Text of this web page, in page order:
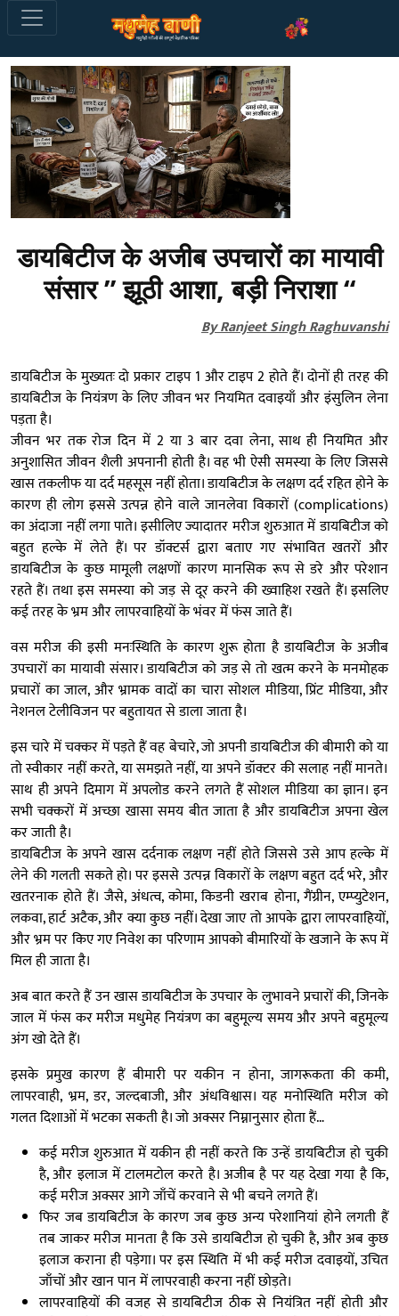
डायबिटीज के अजीब उपचारों का मायावी
संसार ” झूठी आशा, बड़ी निराशा “
By Ranjeet Singh Raghuvanshi
डायबिटीज के मुख्यतः दो प्रकार टाइप 1 और टाइप 2 होते हैं। दोनों ही तरह की
डायबिटीज के नियंत्रण के लिए जीवन भर नियमित दवाइयाँ और इंसुलिन लेना
पड़ता है।
जीवन भर तक रोज दिन में 2 या 3 बार दवा लेना, साथ ही नियमित और
अनुशासित जीवन शैली अपनानी होती है। वह भी ऐसी समस्या के लिए जिससे
खास तकलीफ या दर्द महसूस नहीं होता। डायबिटीज के लक्षण दर्द रहित होने के
कारण ही लोग इससे उत्पन्न होने वाले जानलेवा विकारों (complications)
का अंदाजा नहीं लगा पाते। इसीलिए ज्यादातर मरीज शुरुआत में डायबिटीज को
बहुत हल्के में लेते हैं। पर डॉक्टर्स द्वारा बताए गए संभावित खतरों और
डायबिटीज के कुछ मामूली लक्षणों कारण मानसिक रूप से डरे और परेशान
रहते हैं। तथा इस समस्या को जड़ से दूर करने की ख्वाहिश रखते हैं। इसलिए
कई तरह के भ्रम और लापरवाहियों के भंवर में फंस जाते हैं।
वस मरीज की इसी मनःस्थिति के कारण शुरू होता है डायबिटीज के अजीब
उपचारों का मायावी संसार। डायबिटीज को जड़ से तो खत्म करने के मनमोहक
प्रचारों का जाल, और भ्रामक वादों का चारा सोशल मीडिया, प्रिंट मीडिया, और
नेशनल टेलीविजन पर बहुतायत से डाला जाता है।
इस चारे में चक्कर में पड़ते हैं वह बेचारे, जो अपनी डायबिटीज की बीमारी को या
तो स्वीकार नहीं करते, या समझते नहीं, या अपने डॉक्टर की सलाह नहीं मानते।
साथ ही अपने दिमाग में अपलोड करने लगते हैं सोशल मीडिया का ज्ञान। इन
सभी चक्करों में अच्छा खासा समय बीत जाता है और डायबिटीज अपना खेल
कर जाती है।
डायबिटीज के अपने खास दर्दनाक लक्षण नहीं होते जिससे उसे आप हल्के में
लेने की गलती सकते हो। पर इससे उत्पन्न विकारों के लक्षण बहुत दर्द भरे, और
खतरनाक होते हैं। जैसे, अंधत्व, कोमा, किडनी खराब होना, गैंग्रीन, एम्प्युटेशन,
लकवा, हार्ट अटैक, और क्या कुछ नहीं। देखा जाए तो आपके द्वारा लापरवाहियों,
और भ्रम पर किए गए निवेश का परिणाम आपको बीमारियों के खजाने के रूप में
मिल ही जाता है।
अब बात करते हैं उन खास डायबिटीज के उपचार के लुभावने प्रचारों की, जिनके
जाल में फंस कर मरीज मधुमेह नियंत्रण का बहुमूल्य समय और अपने बहुमूल्य
अंग खो देते हैं।
इसके प्रमुख कारण हैं बीमारी पर यकीन न होना, जागरूकता की कमी,
लापरवाही, भ्रम, डर, जल्दबाजी, और अंधविश्वास। यह मनोस्थिति मरीज को
गलत दिशाओं में भटका सकती है। जो अक्सर निम्नानुसार होता हैं…
कई मरीज शुरुआत में यकीन ही नहीं करते कि उन्हें डायबिटीज हो चुकी
है, और इलाज में टालमटोल करते है। अजीब है पर यह देखा गया है कि,
कई मरीज अक्सर आगे जाँचें करवाने से भी बचने लगते हैं।
फिर जब डायबिटीज के कारण जब कुछ अन्य परेशानियां होने लगती हैं
तब जाकर मरीज मानता है कि उसे डायबिटीज हो चुकी है, और अब कुछ
इलाज कराना ही पड़ेगा। पर इस स्थिति में भी कई मरीज दवाइयों, उचित
जाँचों और खान पान में लापरवाही करना नहीं छोड़ते।
लापरवाहियों की वजह से डायबिटीज ठीक से नियंत्रित नहीं होती और